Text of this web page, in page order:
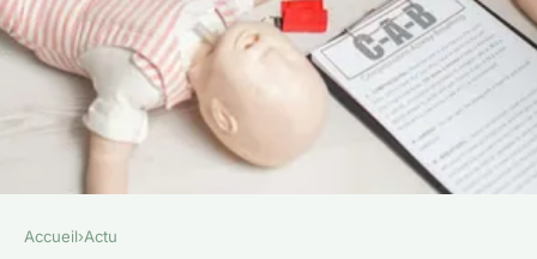
Accueil›Actu